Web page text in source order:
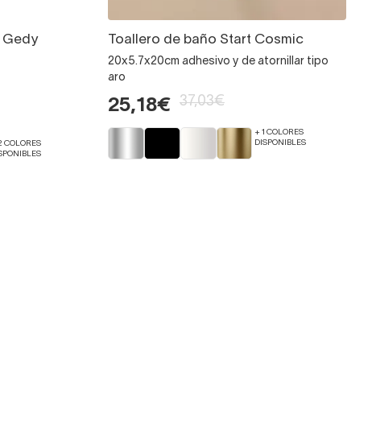
Gedy
COLORES
Toallero de baño Start Cosmic
20x5.7x20cm adhesivo y de atornillar tipo
aro
25,18€ 37,03€
+ 1 COLORES
DISPONIBLES